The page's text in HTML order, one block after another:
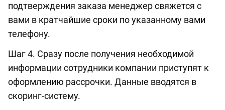
подтверждения заказа менеджер свяжется с
вами в кратчайшие сроки по указанному вами
телефону.
Шаг 4. Сразу после получения необходимой
информации сотрудники компании приступят к
оформлению рассрочки. Данные вводятся в
скоринг-систему.